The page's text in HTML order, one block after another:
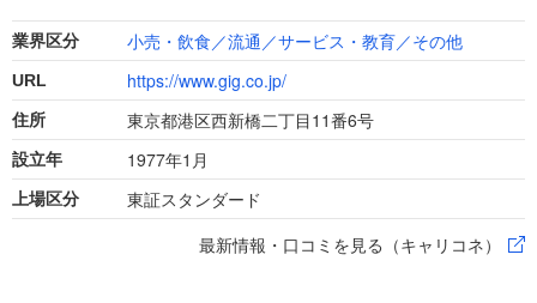
業界区分 小売・飲食／流通／サービス・教育／その他
URL https://www.gig.co.jp/
住所 東京都港区西新橋二丁目11番6号
設立年 1977年1月
上場区分
東証スタンダード
最新情報・口コミを見る（キャリコネ）